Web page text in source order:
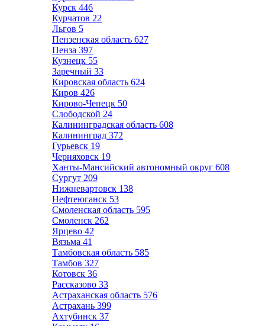
Курск 446
Курчатов 22
Льгов 5
Пензенская область 627
Пенза 397
Кузнецк 55
Заречный 33
Кировская область 624
Киров 426
Кирово-Чепецк 50
Слободской 24
Калининградская область 608
Калининград 372
Гурьевск 19
Черняховск 19
Ханты-Мансийский автономный округ 608
Сургут 209
Нижневартовск 138
Нефтеюганск 53
Смоленская область 595
Смоленск 262
Ярцево 42
Вязьма 41
Тамбовская область 585
Тамбов 327
Котовск 36
Рассказово 33
Астраханская область 576
Астрахань 399
Ахтубинск 37